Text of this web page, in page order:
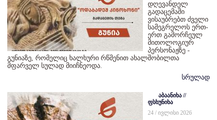
დღევანდელ
გადაცემაში
ვისაუბრებთ ძველი
სამეგრელოს ერთ-
ერთ გამორჩეულ
მითოლოგიურ
პერსონაჟზე -
გუნიაზე, რომელიც ხალხური რწმენით ახალშობილთა
მფარველ სულად მიიჩნეოდა.
სრულად
აბაანიხა //
ფსხუნიხა
24 / ივლისი 2026